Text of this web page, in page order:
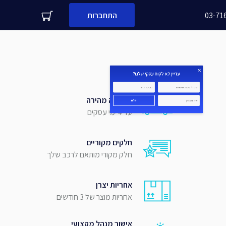
התחברות 03-
מספר נייד
שלח
אספקה מהירה
עד 4 ימי עסקים
חלקים מקוריים
חלק מקורי מותאם לרכב שלך
אחריות יצרן
אחריות מוצר של 3 חודשים
אישור מנהל מקצועי